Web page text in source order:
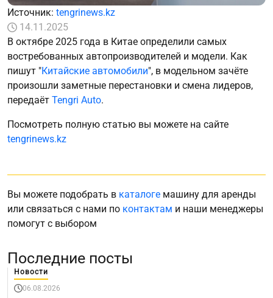
Источник: tengrinews.kz
14.11.2025
В октябре 2025 года в Китае определили самых
востребованных автопроизводителей и модели. Как
пишут "Китайские автомобили", в модельном зачёте
произошли заметные перестановки и смена лидеров,
передаёт Tengri Auto.
Посмотреть полную статью вы можете на сайте
tengrinews.kz
Вы можете подобрать в каталоге машину для аренды
или связаться с нами по контактам и наши менеджеры
помогут с выбором
Последние посты
Новости
06.08.2026